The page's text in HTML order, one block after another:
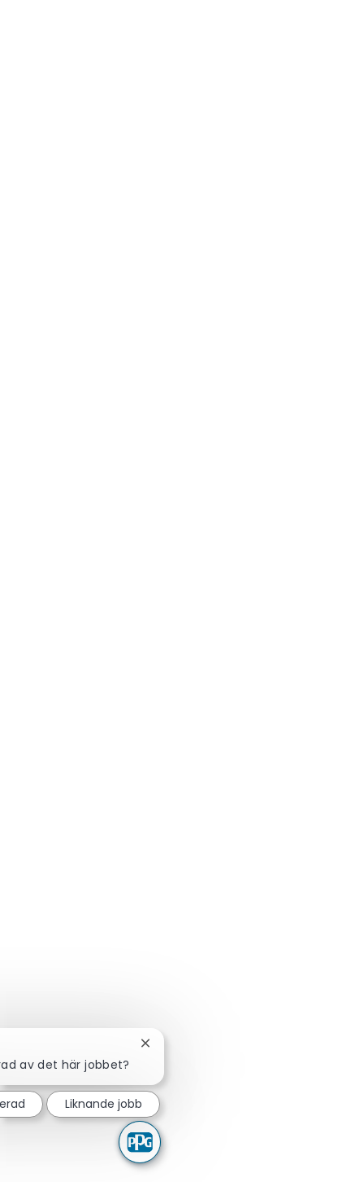
av det här jobbet?
Stäng chattbot-avisering
Liknande jobb